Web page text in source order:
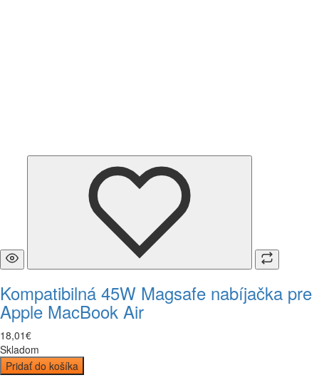
Kompatibilná 45W Magsafe nabíjačka pre
Apple MacBook Air
18,01€
Skladom
Pridať do košíka